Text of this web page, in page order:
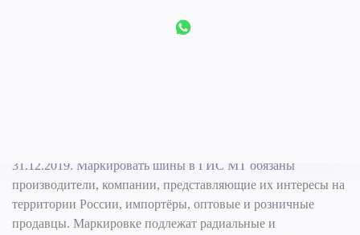
31.12.2019. Маркировать шины в ГИС МТ обязаны
производители, компании, представляющие их интересы на
территории России, импортёры, оптовые и розничные
продавцы. Маркировке подлежат радиальные и